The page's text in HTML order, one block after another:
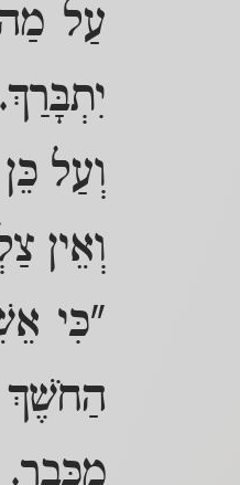
עַל
יִתְבָּרַךְ.
וְעַל
וְאֵין
"כִּי